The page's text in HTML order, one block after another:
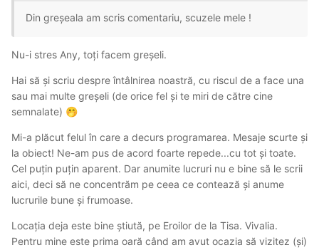
Din greșeala am scris comentariu, scuzele mele !
Nu-i stres Any, toți facem greșeli.
Hai să și scriu despre întâlnirea noastră, cu riscul de a face una
sau mai multe greșeli (de orice fel și te miri de către cine
semnalate) 🤭
Mi-a plăcut felul în care a decurs programarea. Mesaje scurte și
la obiect! Ne-am pus de acord foarte repede...cu tot și toate.
Cel puțin puțin aparent. Dar anumite lucruri nu e bine să le scrii
aici, deci să ne concentrăm pe ceea ce contează și anume
lucrurile bune și frumoase.
Locația deja este bine știută, pe Eroilor de la Tisa. Vivalia.
Pentru mine este prima oară când am avut ocazia să vizitez (și)